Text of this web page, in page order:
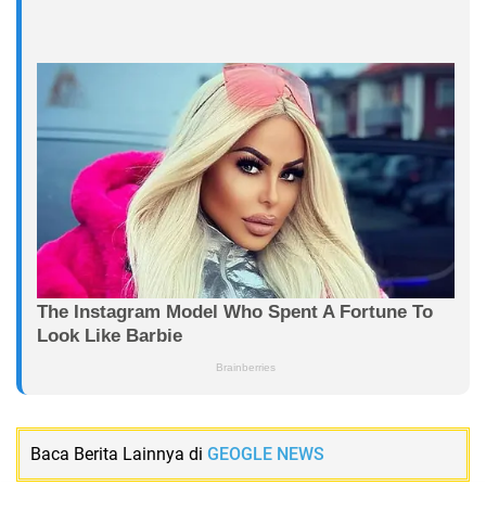
Baca Berita Lainnya di GEOGLE NEWS